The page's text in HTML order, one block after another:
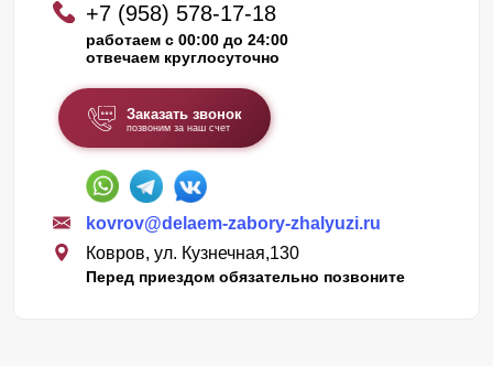
+7 (958) 578-17-18
работаем с 00:00 до 24:00
отвечаем круглосуточно
Заказать звонок
позвоним за наш счет
kovrov@delaem-zabory-zhalyuzi.ru
Ковров, ул. Кузнечная,130
Перед приездом обязательно позвоните